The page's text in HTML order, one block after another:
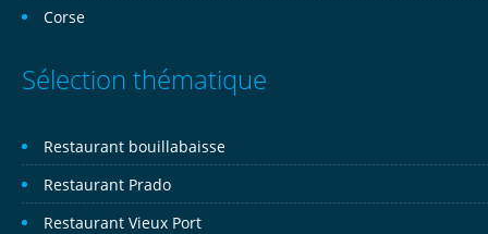
Corse
Sélection thématique
Restaurant bouillabaisse
Restaurant Prado
Restaurant Vieux Port